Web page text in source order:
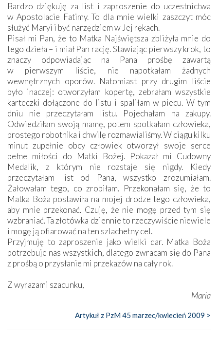
Bardzo dziękuję za list i zaproszenie do uczestnictwa
w Apostolacie Fatimy. To dla mnie wielki zaszczyt móc
służyć Maryi i być narzędziem w Jej rękach.
Pisał mi Pan, że to Matka Najświętsza zbliżyła mnie do
tego dzieła – i miał Pan rację. Stawiając pierwszy krok, to
znaczy odpowiadając na Pana prośbę zawartą
w pierwszym liście, nie napotkałam żadnych
wewnętrznych oporów. Natomiast przy drugim liście
było inaczej: otworzyłam kopertę, zebrałam wszystkie
karteczki dołączone do listu i spaliłam w piecu. W tym
dniu nie przeczytałam listu. Pojechałam na zakupy.
Odwiedziłam swoją mamę, potem spotkałam człowieka,
prostego robotnika i chwilę rozmawialiśmy. W ciągu kilku
minut zupełnie obcy człowiek otworzył swoje serce
pełne miłości do Matki Bożej. Pokazał mi Cudowny
Medalik, z którym nie rozstaje się nigdy. Kiedy
przeczytałam list od Pana, wszystko zrozumiałam.
Żałowałam tego, co zrobiłam. Przekonałam się, że to
Matka Boża postawiła na mojej drodze tego człowieka,
aby mnie przekonać. Czuję, że nie mogę przed tym się
wzbraniać. Ta złotówka dziennie to rzeczywiście niewiele
i mogę ją ofiarować na ten szlachetny cel.
Przyjmuję to zaproszenie jako wielki dar. Matka Boża
potrzebuje nas wszystkich, dlatego zwracam się do Pana
z prośbą o przysłanie mi przekazów na cały rok.
Z wyrazami szacunku,
Maria
Artykuł z PzM 45 marzec/kwiecień 2009 >